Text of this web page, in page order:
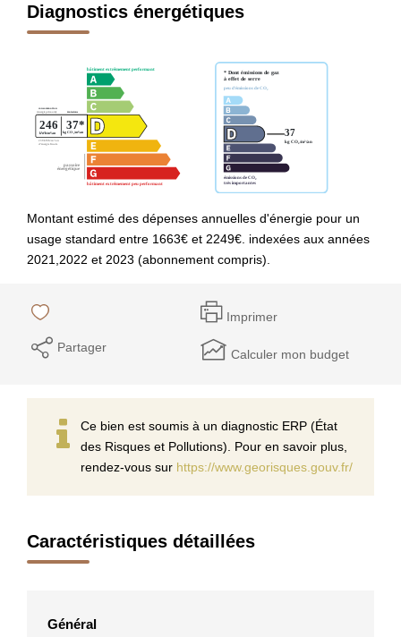
Diagnostics énergétiques
Montant estimé des dépenses annuelles d'énergie pour un
usage standard entre 1663€ et 2249€. indexées aux années
2021,2022 et 2023 (abonnement compris).
Imprimer
Partager Calculer mon budget
Ce bien est soumis à un diagnostic ERP (État
des Risques et Pollutions). Pour en savoir plus,
rendez-vous sur https://www.georisques.gouv.fr/
Caractéristiques détaillées
Général